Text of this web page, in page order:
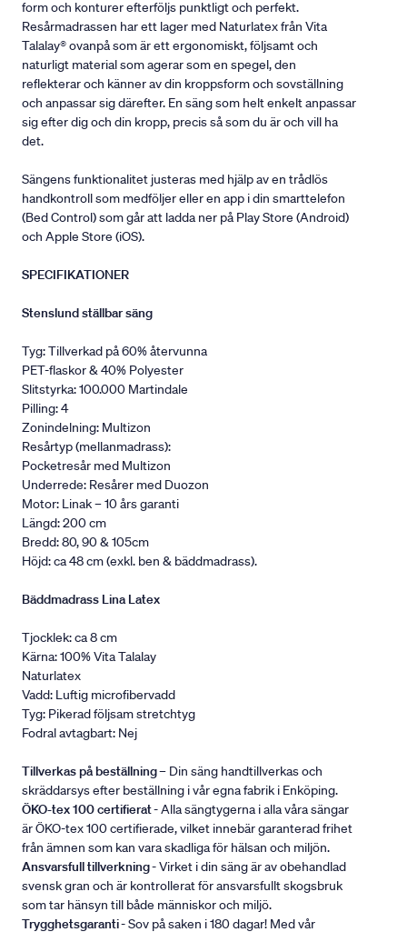
form och konturer efterföljs punktligt och perfekt.
Resårmadrassen har ett lager med Naturlatex från Vita
Talalay® ovanpå som är ett ergonomiskt, följsamt och
naturligt material som agerar som en spegel, den
reflekterar och känner av din kroppsform och sovställning
och anpassar sig därefter. En säng som helt enkelt anpassar
sig efter dig och din kropp, precis så som du är och vill ha
det.
Sängens funktionalitet justeras med hjälp av en trådlös
handkontroll som medföljer eller en app i din smarttelefon
(Bed Control) som går att ladda ner på Play Store (Android)
och Apple Store (iOS).
SPECIFIKATIONER
Stenslund ställbar säng
Tyg: Tillverkad på 60% återvunna
PET-flaskor & 40% Polyester
Slitstyrka: 100.000 Martindale
Pilling: 4
Zonindelning: Multizon
Resårtyp (mellanmadrass):
Pocketresår med Multizon
Underrede: Resårer med Duozon
Motor: Linak – 10 års garanti
Längd: 200 cm
Bredd: 80, 90 & 105cm
Höjd: ca 48 cm (exkl. ben & bäddmadrass).
Bäddmadrass Lina Latex
Tjocklek: ca 8 cm
Kärna: 100% Vita Talalay
Naturlatex
Vadd: Luftig microfibervadd
Tyg: Pikerad följsam stretchtyg
Fodral avtagbart: Nej
Tillverkas på beställning– Din säng handtillverkas och
skräddarsys efter beställning i vår egna fabrik i Enköping.
ÖKO-tex 100 certifierat- Alla sängtygerna i alla våra sängar
är ÖKO-tex 100 certifierade, vilket innebär garanterad frihet
från ämnen som kan vara skadliga för hälsan och miljön.
Ansvarsfull tillverkning- Virket i din säng är av obehandlad
svensk gran och är kontrollerat för ansvarsfullt skogsbruk
som tar hänsyn till både människor och miljö.
Trygghetsgaranti- Sov på saken i 180 dagar! Med vår